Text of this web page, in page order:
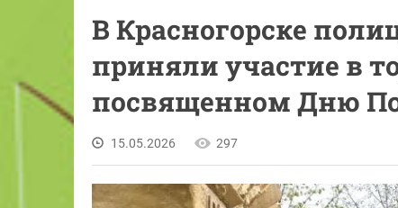
В Красногорске
приняли участие в
посвященном Дню
15.05.2026 297